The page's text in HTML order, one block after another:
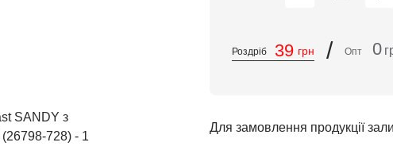
Роздріб 39 грн / Опт 0
Для замовлення продукції